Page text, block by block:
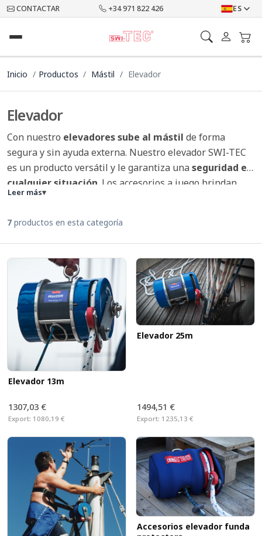
CONTACTAR +34 971 822 426 ES
Inicio Productos Mástil Elevador
Elevador
Con nuestro elevadores sube al mástil de forma
segura y sin ayuda externa. Nuestro elevador SWI-TEC
es un producto versátil y le garantiza una seguridad en
cualquier situación . Los accesorios a juego brindan
una protección integral para el mástil y el elevador.
Leer más▾
7 productos en esta categoría
Elevador 13m
1307,03 €
Export: 1080,19 €
Elevador 25m
1494,51 €
Export: 1235,13 €
Accesorios elevador funda